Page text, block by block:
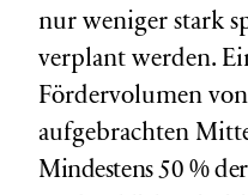
nur weniger stark
verplant werden.
Fördervolumen
aufgebrachten
Mindestens 50 %